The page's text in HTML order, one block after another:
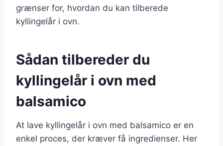
grænser for, hvordan du kan tilberede
kyllingelår i ovn.
Sådan tilbereder du
kyllingelår i ovn med
balsamico
At lave kyllingelår i ovn med balsamico er en
enkel proces, der kræver få ingredienser. Her